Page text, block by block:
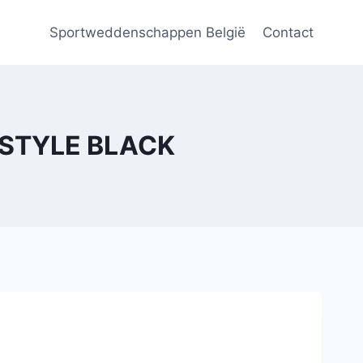
Sportweddenschappen België Contact
BLACK